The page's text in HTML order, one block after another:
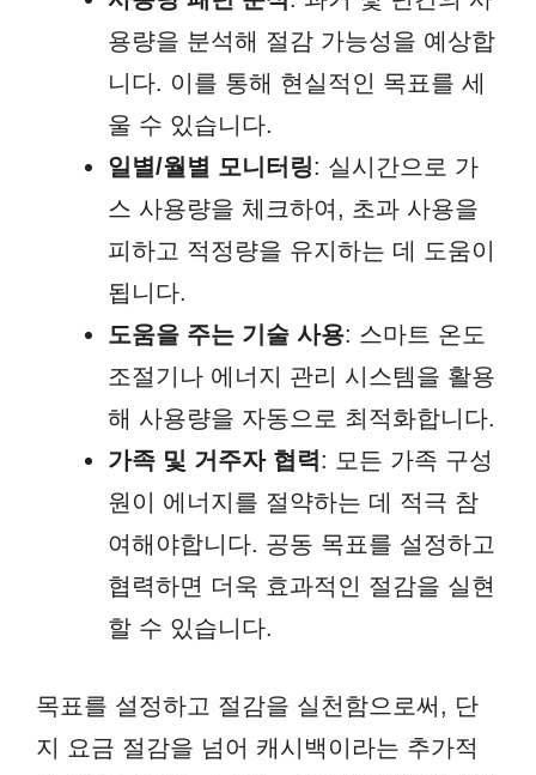
용량을 분석해 절감 가능성을 예상합
니다. 이를 통해 현실적인 목표를 세
울 수 있습니다.
일별/월별 모니터링: 실시간으로 가
스 사용량을 체크하여, 초과 사용을
피하고 적정량을 유지하는 데 도움이
됩니다.
도움을 주는 기술 사용: 스마트 온도
조절기나 에너지 관리 시스템을 활용
해 사용량을 자동으로 최적화합니다.
가족 및 거주자 협력: 모든 가족 구성
원이 에너지를 절약하는 데 적극 참
여해야합니다. 공동 목표를 설정하고
협력하면 더욱 효과적인 절감을 실현
할 수 있습니다.
목표를 설정하고 절감을 실천함으로써, 단
지 요금 절감을 넘어 캐시백이라는 추가적